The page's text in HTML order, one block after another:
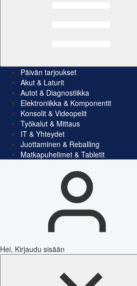
Päivän tarjoukset
Akut & Laturit
Autot & Diagnostiikka
Elektroniikka & Komponentit
Konsolit & Videopelit
Työkalut & Mittaus
IT & Yhteydet
Juottaminen & Reballing
Matkapuhelimet & Tabletit
Hei, Kirjaudu sisään